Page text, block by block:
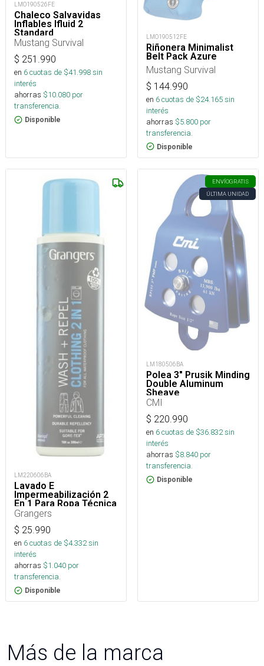
LMO190526FE
Chaleco Salvavidas
Inflables Ifluid 2
Standard
Mustang Survival
$ 251.990
en 6cuotas de $41.998sin
interés
ahorras $10.080 por
transferencia.
Disponible
LMO190512FE
Riñonera Minimalist
Belt Pack Azure
Mustang Survival
$ 144.990
en 6cuotas de $24.165sin
interés
ahorras $5.800 por
transferencia.
Disponible
LM220606BA
Lavado E
Impermeabilización 2
En 1 Para Ropa Técnica
Grangers
$ 25.990
en 6cuotas de $4.332sin
interés
ahorras $1.040 por
transferencia.
Disponible
ENVÍOGRATIS
ÚLTIMA UNIDAD
LM180506BA
Polea 3" Prusik Minding
Double Aluminum
Sheave
CMI
$ 220.990
en 6cuotas de $36.832sin
interés
ahorras $8.840 por
transferencia.
Disponible
Más de la marca